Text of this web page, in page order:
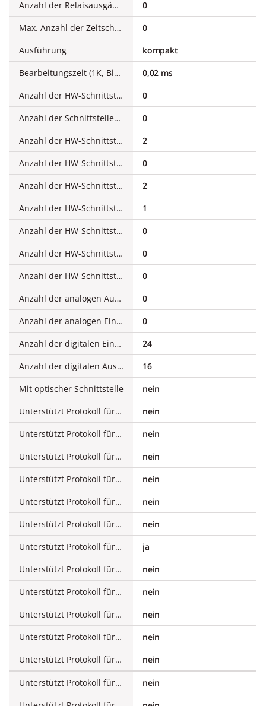
Anzahl der Relaisausgänge
0
Max. Anzahl der Zeitschaltuhren
0
Ausführung
kompakt
Bearbeitungszeit (1K, Binäranweisung)
0,02 ms
Anzahl der HW-Schnittstellen Industrial Ethernet
0
Anzahl der Schnittstellen PROFINET
0
Anzahl der HW-Schnittstellen seriell RS-232
2
Anzahl der HW-Schnittstellen seriell RS-422
0
Anzahl der HW-Schnittstellen seriell RS-485
2
Anzahl der HW-Schnittstellen USB
1
Anzahl der HW-Schnittstellen parallel
0
Anzahl der HW-Schnittstellen Wireless
0
Anzahl der HW-Schnittstellen sonstige
0
Anzahl der analogen Ausgänge
0
Anzahl der analogen Eingänge
0
Anzahl der digitalen Eingänge
24
Anzahl der digitalen Ausgänge
16
Mit optischer Schnittstelle
nein
Unterstützt Protokoll für TCP/IP
nein
Unterstützt Protokoll für PROFIBUS
nein
Unterstützt Protokoll für CAN
nein
Unterstützt Protokoll für INTERBUS
nein
Unterstützt Protokoll für ASI
nein
Unterstützt Protokoll für KNX
nein
Unterstützt Protokoll für Modbus
ja
Unterstützt Protokoll für Data-Highway
nein
Unterstützt Protokoll für DeviceNet
nein
Unterstützt Protokoll für SUCONET
nein
Unterstützt Protokoll für LON
nein
Unterstützt Protokoll für PROFINET IO
nein
Unterstützt Protokoll für PROFINET CBA
nein